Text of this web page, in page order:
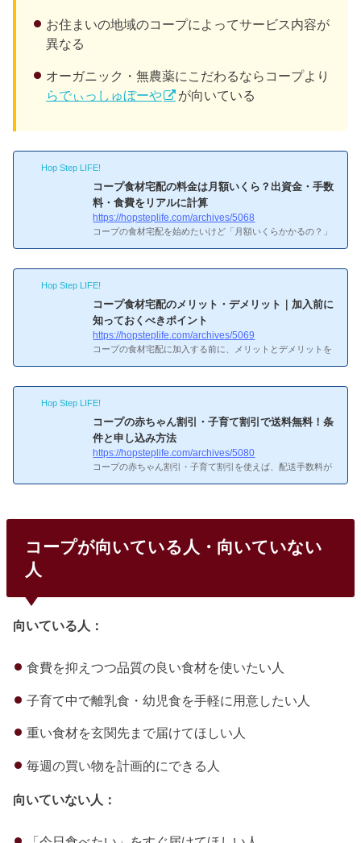
お住まいの地域のコープによってサービス内容が
異なる
オーガニック・無農薬にこだわるならコープより
らでぃっしゅぼーや
が向いている
Hop Step LIFE!
コープ食材宅配の料金は月額いくら？出資金・手数
料・食費をリアルに計算
https://hopsteplife.com/archives/5068
コープの食材宅配を始めたいけど「月額いくらかかるの？」
方を解説します。コープ食材宅配の料金体系について詳しく
知りたい！コープ食材宅配の料金体系出資金加入時に500〜
1,000円の出資金が必要ですが、退会時に全額返金されま
す。実質的な負担はゼロです。増資として毎月100〜500円の
積立を求められる場合がありますが、こちらも退会時に返金
されます。配送手数料
配送手数料個人宅配：1回80〜220
円程度（...
Hop Step LIFE!
コープ食材宅配のメリット・デメリット｜加入前に
知っておくべきポイント
https://hopsteplife.com/archives/5069
コープの食材宅配に加入する前に、メリットとデメリットを
解説します。コープ食材宅配の7つのメリットって初めて聞
いた。教えて！コープ食材宅配の7つのメリットスーパー並
みの価格で安心食材が届くコープの食材はスーパーとほぼ同
等の価格帯でありながら、品質管理や安全基準はスーパー以
上。CO-OPオリジナル商品は特にコスパが良いと評判です。
重い荷物を玄関まで届けてくれるお米・飲料・調味料など重
い食材を自宅ま...
Hop Step LIFE!
コープの赤ちゃん割引・子育て割引で送料無料！条
件と申し込み方法
https://hopsteplife.com/archives/5080
コープの赤ちゃん割引・子育て割引を使えば、配送手数料が
う？コープの赤ちゃん割引・子育て割引とは多くのコープで
手数料が無料または割引になる制度があります。名称や条件
コープが向いている人・向いていない
人
向いている人：
食費を抑えつつ品質の良い食材を使いたい人
子育て中で離乳食・幼児食を手軽に用意したい人
重い食材を玄関先まで届けてほしい人
毎週の買い物を計画的にできる人
向いていない人：